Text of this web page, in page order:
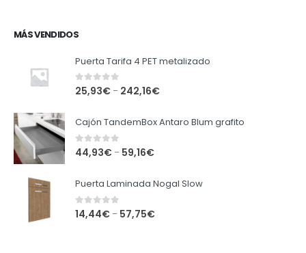
MÁS VENDIDOS
Puerta Tarifa 4 PET metalizado
0out of 5
25,93€ – 242,16€
Cajón TandemBox Antaro Blum grafito
0out of 5
44,93€ – 59,16€
Puerta Laminada Nogal Slow
0 out of 5
14,44€ – 57,75€